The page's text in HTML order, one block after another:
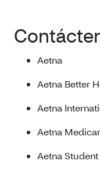
Aetna
Aetna Better
Aetna
Aetna
Aetna